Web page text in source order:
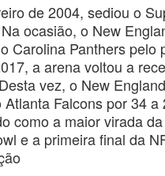
de 2004, sediou o
ocasião, o New
Carolina Panthers pelo
a arena voltou a
vez, o New
Atlanta Falcons por 34 a
como a maior virada
e a primeira final da